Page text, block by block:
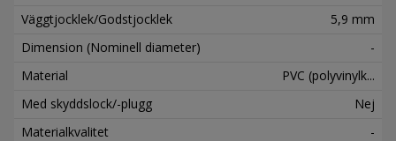
Väggtjocklek/Godstjocklek
5,9 mm
Dimension (Nominell diameter)
-
Material
PVC (polyvinylk...
Med skyddslock/-plugg
Nej
Materialkvalitet
-